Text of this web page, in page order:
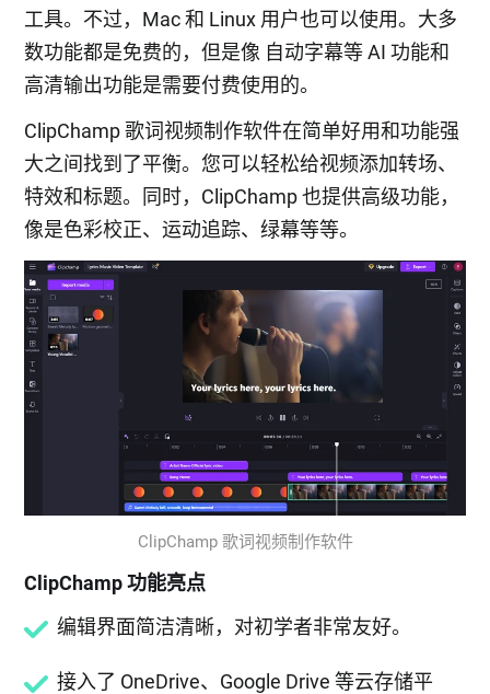
工具。不过，Mac 和 Linux 用户也可以使用。大多
数功能都是免费的，但是像 自动字幕等 AI 功能和
高清输出功能是需要付费使用的。
ClipChamp 歌词视频制作软件在简单好用和功能强
大之间找到了平衡。您可以轻松给视频添加转场、
特效和标题。同时，ClipChamp 也提供高级功能，
像是色彩校正、运动追踪、绿幕等等。
ClipChamp 歌词视频制作软件
ClipChamp 功能亮点
编辑界面简洁清晰，对初学者非常友好。
接入了 OneDrive、Google Drive 等云存储平